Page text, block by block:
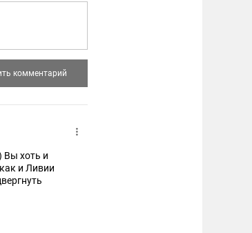
Вы хоть и
и Ливии